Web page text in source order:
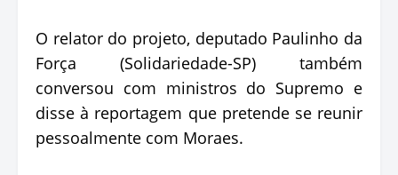
O relator do projeto, deputado Paulinho da
Força (Solidariedade-SP) também
conversou com ministros do Supremo e
disse à reportagem que pretende se reunir
pessoalmente com Moraes.